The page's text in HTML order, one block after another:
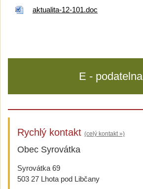
aktualita-12-101.doc
E - podatelna
Rychlý kontakt (celý kontakt »)
Obec Syrovátka
Syrovátka 69
503 27 Lhota pod Libčany